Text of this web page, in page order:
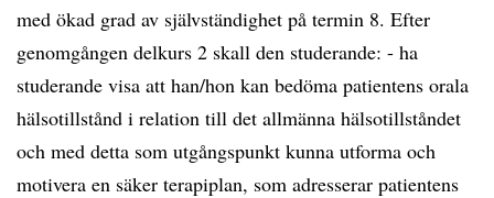
med ökad grad av självständighet på termin 8. Efter
genomgången delkurs 2 skall den studerande: - ha
studerande visa att han/hon kan bedöma patientens orala
hälsotillstånd i relation till det allmänna hälsotillståndet
och med detta som utgångspunkt kunna utforma och
motivera en säker terapiplan, som adresserar patientens